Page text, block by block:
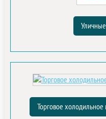
Торговое